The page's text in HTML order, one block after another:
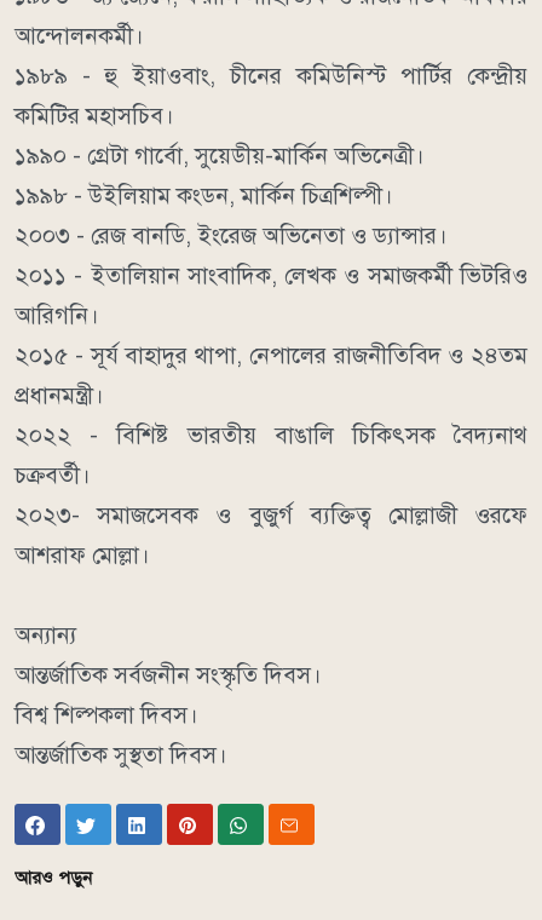
আন্দোলনকর্মী।
১৯৮৯ - হু ইয়াওবাং, চীনের কমিউনিস্ট পার্টির কেন্দ্রীয়
কমিটির মহাসচিব।
১৯৯০ - গ্রেটা গার্বো, সুয়েডীয়-মার্কিন অভিনেত্রী।
১৯৯৮ - উইলিয়াম কংডন, মার্কিন চিত্রশিল্পী।
২০০৩ - রেজ বানডি, ইংরেজ অভিনেতা ও ড্যান্সার।
২০১১ - ইতালিয়ান সাংবাদিক, লেখক ও সমাজকর্মী ভিটরিও
আরিগনি।
২০১৫ - সূর্য বাহাদুর থাপা, নেপালের রাজনীতিবিদ ও ২৪তম
প্রধানমন্ত্রী।
২০২২ - বিশিষ্ট ভারতীয় বাঙালি চিকিৎসক বৈদ্যনাথ
চক্রবর্তী।
২০২৩- সমাজসেবক ও বুজুর্গ ব্যক্তিত্ব মোল্লাজী ওরফে
আশরাফ মোল্লা।
অন্যান্য
আন্তর্জাতিক সর্বজনীন সংস্কৃতি দিবস।
বিশ্ব শিল্পকলা দিবস।
আন্তর্জাতিক সুস্থতা দিবস।
আরও পড়ুন